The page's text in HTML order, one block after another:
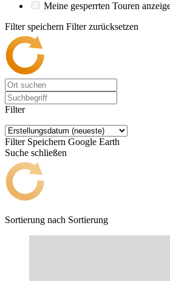
Meine gesperrten Touren
Filter speichern Filter zurücksetzen
Filter
Filter Speichern Google Earth
Suche schließen
Sortierung nach Sortierung